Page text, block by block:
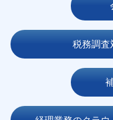
税務調査